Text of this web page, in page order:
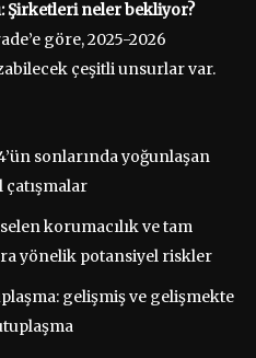
Şirketleri neler bekliyor?
göre, 2025-2026
çeşitli unsurlar var.
sonlarında yoğunlaşan
çatışmalar
korumacılık ve tam
yönelik potansiyel riskler
gelişmiş ve gelişmekte